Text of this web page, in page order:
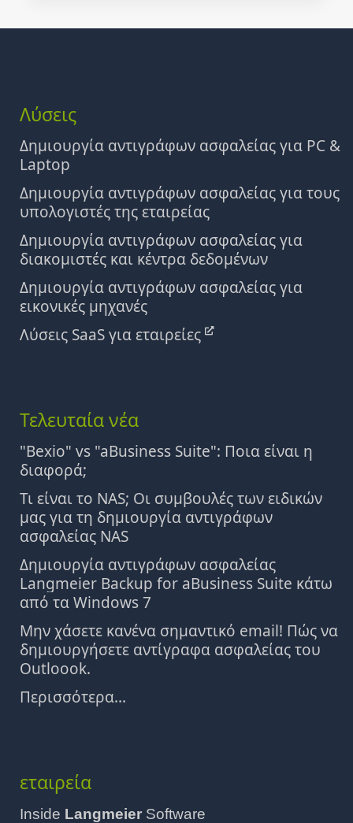
Λύσεις
Δημιουργία αντιγράφων ασφαλείας για PC &
Laptop
Δημιουργία αντιγράφων ασφαλείας για τους
υπολογιστές της εταιρείας
Δημιουργία αντιγράφων ασφαλείας για
διακομιστές και κέντρα δεδομένων
Δημιουργία αντιγράφων ασφαλείας για
εικονικές μηχανές
Λύσεις SaaS για εταιρείες
Τελευταία νέα
"Bexio" vs "aBusiness Suite": Ποια είναι η
διαφορά;
Τι είναι το NAS; Οι συμβουλές των ειδικών
μας για τη δημιουργία αντιγράφων
ασφαλείας NAS
Δημιουργία αντιγράφων ασφαλείας
Langmeier Backup for aBusiness Suite κάτω
από τα Windows 7
Μην χάσετε κανένα σημαντικό email! Πώς να
δημιουργήσετε αντίγραφα ασφαλείας του
Outloook.
Περισσότερα...
εταιρεία
Inside Langmeier Software